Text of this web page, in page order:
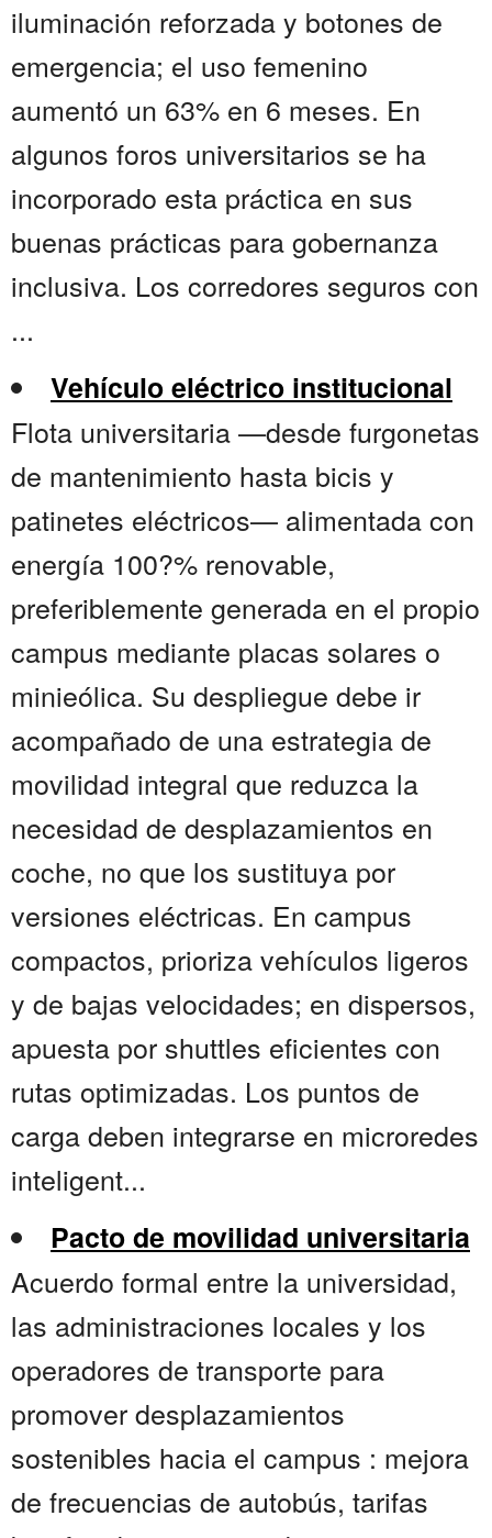
iluminación reforzada y botones de
emergencia; el uso femenino
aumentó un 63% en 6 meses. En
algunos foros universitarios se ha
incorporado esta práctica en sus
buenas prácticas para gobernanza
inclusiva. Los corredores seguros con
...
Vehículo eléctrico institucional
Flota universitaria —desde furgonetas
de mantenimiento hasta bicis y
patinetes eléctricos— alimentada con
energía 100?% renovable,
preferiblemente generada en el propio
campus mediante placas solares o
minieólica. Su despliegue debe ir
acompañado de una estrategia de
movilidad integral que reduzca la
necesidad de desplazamientos en
coche, no que los sustituya por
versiones eléctricas. En campus
compactos, prioriza vehículos ligeros
y de bajas velocidades; en dispersos,
apuesta por shuttles eficientes con
rutas optimizadas. Los puntos de
carga deben integrarse en microredes
inteligent...
Pacto de movilidad universitaria
Acuerdo formal entre la universidad,
las administraciones locales y los
operadores de transporte para
promover desplazamientos
sostenibles hacia el campus : mejora
de frecuencias de autobús, tarifas